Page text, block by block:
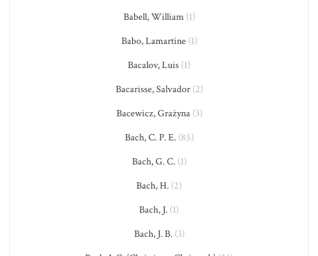
Babell, William(1)
Babo, Lamartine(1)
Bacalov, Luis (1)
Bacarisse, Salvador(2)
Bacewicz, Grażyna(3)
Bach, C. P. E.(85)
Bach, G. C.(1)
Bach, H. (2)
Bach, J. (1)
Bach, J. B.(3)